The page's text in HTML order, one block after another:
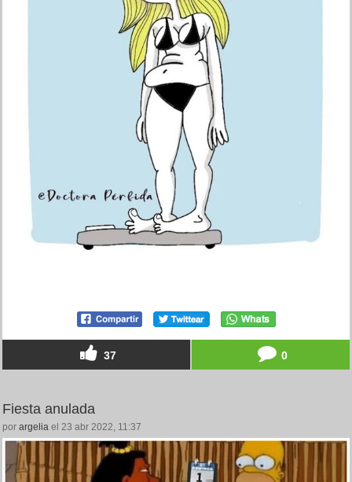
37 0
Fiesta anulada
por argelia el 23 abr 2022, 11:37